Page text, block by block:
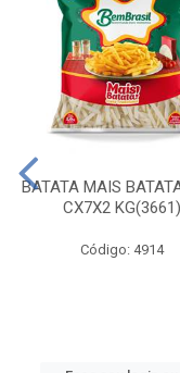
BATATA MAIS
CX7X2 KG(3661)
Código: 4914